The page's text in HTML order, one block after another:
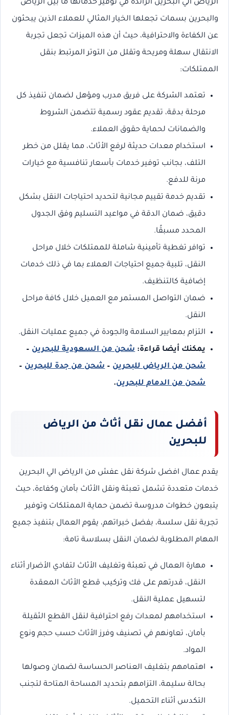
الرياض الي البحرين الرائدة في توفير خدماتها ما بين الرياض
والبحرين بسمات تجعلها الخيار المثالي للعملاء الذين يبحثون
عن الكفاءة والاحترافية، حيث أن هذه الميزات تجعل تجربة
الانتقال سهلة ومريحة وتقلل من التوتر المرتبط بنقل
الممتلكات:
تعتمد الشركة على فريق مدرب ومؤهل لضمان تنفيذ كل
مرحلة بدقة، تقديم عقود رسمية تتضمن الشروط
والضمانات لحماية حقوق العملاء.
استخدام معدات حديثة لرفع الأثاث، مما يقلل من خطر
التلف، بجانب توفير خدمات بأسعار تنافسية مع خيارات
مرنة للدفع.
تقديم خدمة تقييم مجانية لتحديد احتياجات النقل بشكل
دقيق، ضمان الدقة في مواعيد التسليم وفق الجدول
المحدد مسبقًا.
توافر تغطية تأمينية شاملة للممتلكات خلال مراحل
النقل، تلبية جميع احتياجات العملاء بما في ذلك خدمات
إضافية كالتنظيف.
ضمان التواصل المستمر مع العميل خلال كافة مراحل
النقل.
التزام بمعايير السلامة والجودة في جميع عمليات النقل.
يمكنك أيضا قراءة:شحن من السعودية للبحرين –
شحن من الرياض للبحرين –شحن من جدة للبحرين –
شحن من الدمام للبحرين.
أفضل عمال نقل أثاث من الرياض
للبحرين
يقدم عمال افضل شركة نقل عفش من الرياض الي البحرين
خدمات متعددة تشمل تعبئة ونقل الأثاث بأمان وكفاءة، حيث
يتبعون خطوات مدروسة تضمن حماية الممتلكات وتوفير
تجربة نقل سلسة، بفضل خبراتهم، يقوم العمال بتنفيذ جميع
المهام المطلوبة لضمان النقل بسلاسة تامة:
مهارة العمال في تعبئة وتغليف الأثاث لتفادي الأضرار أثناء
النقل، قدرتهم على فك وتركيب قطع الأثاث المعقدة
لتسهيل عملية النقل.
استخدامهم لمعدات رفع احترافية لنقل القطع الثقيلة
بأمان، تعاونهم في تصنيف وفرز الأثاث حسب حجم ونوع
المواد.
اهتمامهم بتغليف العناصر الحساسة لضمان وصولها
بحالة سليمة، التزامهم بتحديد المساحة المتاحة لتجنب
التكدس أثناء التحميل.